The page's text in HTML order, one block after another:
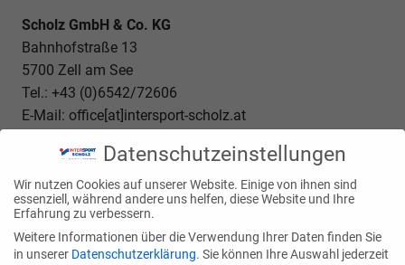
Scholz GmbH & Co. KG
Bahnhofstraße 13
5700 Zell am See
Tel.: +43 (0)6542/72606
E-Mail: office[at]intersport-scholz.at
Firmenbuchnummer: FN 453421x
UID Nummer: ATU 71038959
Geschäftsführer: Michael Scholz
Behörde gem. ECG: BH Zell am See
Bankverbindung:
Datenschutzeinstellungen
Wir nutzen Cookies auf unserer Website. Einige von ihnen sind
essenziell, während andere uns helfen, diese Website und Ihre
Erfahrung zu verbessern.
Weitere Informationen über die Verwendung Ihrer Daten finden Sie
in unserer Datenschutzerklärung. Sie können Ihre Auswahl jederzeit